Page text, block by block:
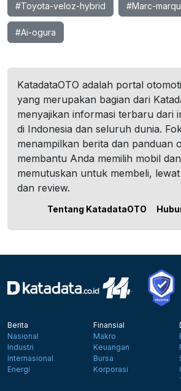
#Toyota-veloz-hybrid #Marc-
#Ai-ogura
KatadataOTO adalah portal
yang merupakan bagian dari
menyajikan informasi terbaru dari
di Indonesia dan seluruh dunia.
menampilkan berita dan panduan
membantu Anda memilih mobil
memutuskan untuk membeli,
dan review.
Tentang KatadataOTO
Berita
Nasional
Industri
Internasional
Energi
Finansial
Makro
Keuangan
Bursa
Korporasi